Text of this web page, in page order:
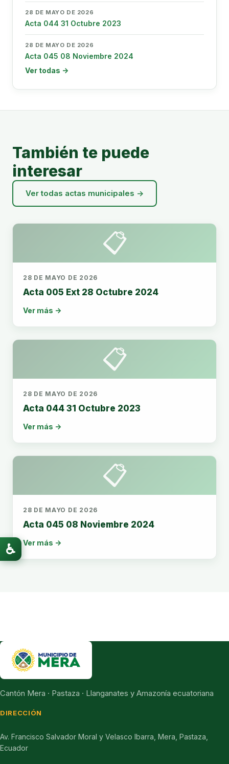
28 DE MAYO DE 2026
Acta 044 31 Octubre 2023
28 DE MAYO DE 2026
Acta 045 08 Noviembre 2024
Ver todas →
También te puede
interesar
Ver todas actas municipales →
📋
28 DE MAYO DE 2026
Acta 005 Ext 28 Octubre 2024
Ver más →
📋
28 DE MAYO DE 2026
Acta 044 31 Octubre 2023
Ver más →
📋
28 DE MAYO DE 2026
Acta 045 08 Noviembre 2024
Ver más →
Cantón Mera · Pastaza · Llanganates y Amazonía ecuatoriana
DIRECCIÓN
Av. Francisco Salvador Moral y Velasco Ibarra, Mera, Pastaza,
Ecuador
♿